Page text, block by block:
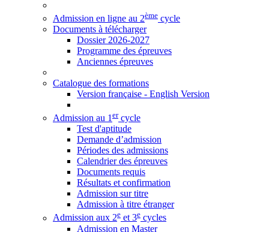
Admission en ligne au 2ème cycle
Documents à télécharger
Dossier 2026-2027
Programme des épreuves
Anciennes épreuves
Catalogue des formations
Version française - English Version
Admission au 1 ercycle
Test d'aptitude
Demande d’admission
Périodes des admissions
Calendrier des épreuves
Documents requis
Résultats et confirmation
Admission sur titre
Admission à titre étranger
Admission aux 2e et 3e cycles
Admission en Master